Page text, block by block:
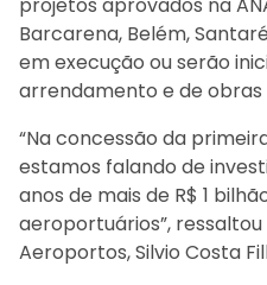
projetos aprovados na
Barcarena, Belém,
em execução ou serão
arrendamento e de
“Na concessão da
estamos falando de
anos de mais de R$ 1
aeroportuários”,
Aeroportos, Silvio Costa